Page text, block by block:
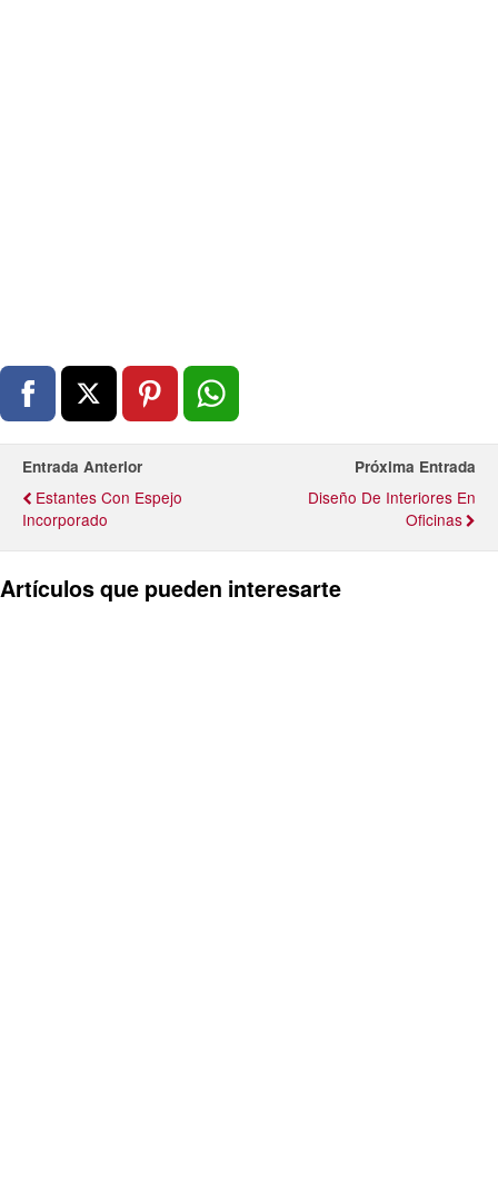
Entrada Anterior
Estantes Con Espejo
Incorporado
Próxima Entrada
Diseño De Interiores En
Oficinas
Artículos que pueden interesarte